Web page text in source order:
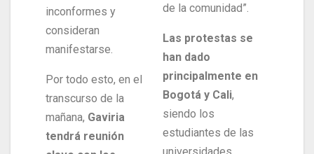
inconformes y
consideran
manifestarse.
Por todo esto, en el
transcurso de la
mañana, Gaviria
tendrá reunión
de la comunidad”.
Las protestas se
han dado
principalmente en
Bogotá y Cali,
siendo los
estudiantes de las